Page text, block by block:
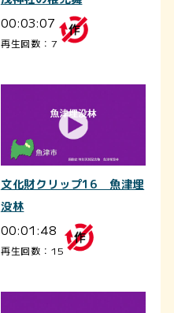
00:03:07
再生回数：7
文化財クリップ16 魚津埋
没林
00:01:48
再生回数：15